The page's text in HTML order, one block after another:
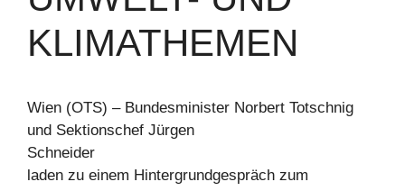
KLIMATHEMEN
Wien (OTS) – Bundesminister Norbert Totschnig
und Sektionschef Jürgen
Schneider
laden zu einem Hintergrundgespräch zum